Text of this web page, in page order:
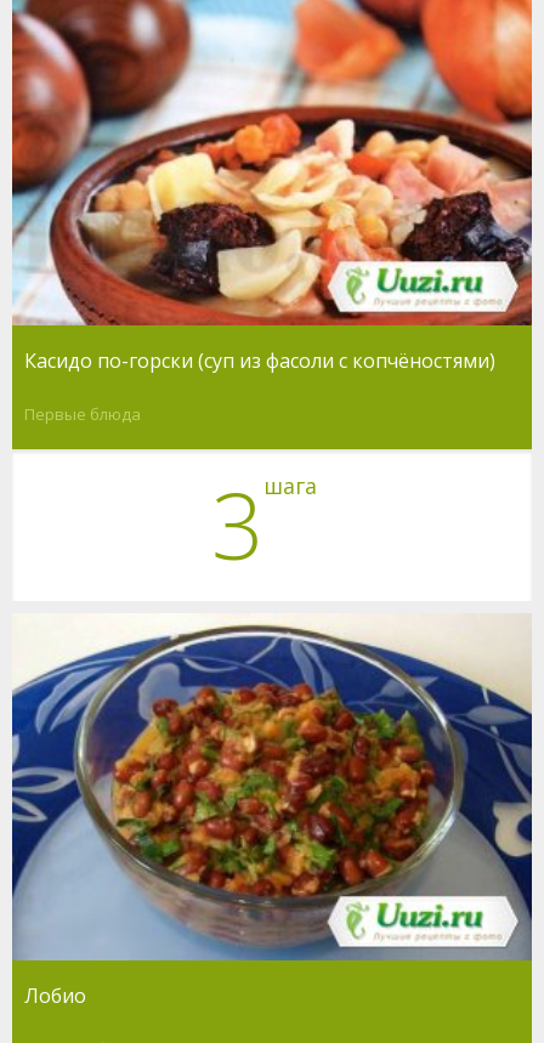
Касидо по-горски (суп из фасоли с копчёностями)
Первые блюда
3 шага
Лобио